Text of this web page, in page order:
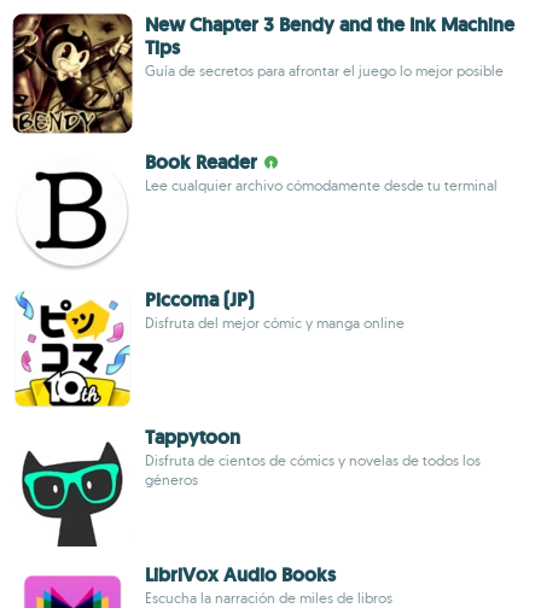
New Chapter 3 Bendy and the Ink Machine
Tips
Guía de secretos para afrontar el juego lo mejor posible
Book Reader
Lee cualquier archivo cómodamente desde tu terminal
Piccoma (JP)
Disfruta del mejor cómic y manga online
Tappytoon
Disfruta de cientos de cómics y novelas de todos los
géneros
LibriVox Audio Books
Escucha la narración de miles de libros